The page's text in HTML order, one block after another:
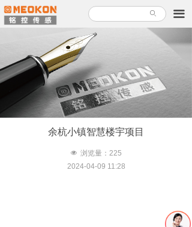
끀
首页
解决方案
关于铭控
服务支持
ꄙ
余杭小镇智慧楼宇项目
2024-04-09 11:28
넶 浏览量： 225